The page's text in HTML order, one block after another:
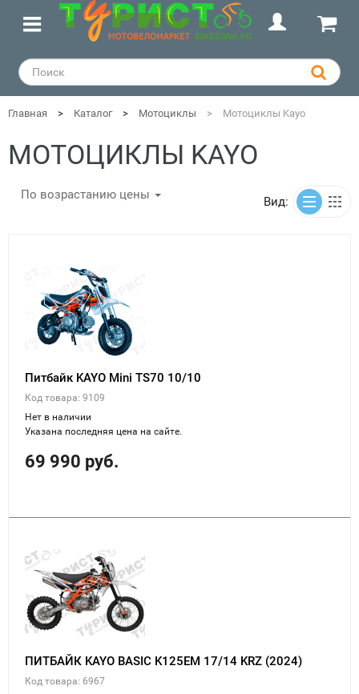
Главная Каталог Мотоциклы Мотоциклы Kayo
МОТОЦИКЛЫ KAYO
По возрастанию цены Вид:
Питбайк KAYO Mini TS70 10/10
Код товара: 9109
Нет в наличии
Указана последняя цена на сайте.
69 990 руб.
ПИТБАЙК KAYO BASIC K125EM 17/14 KRZ (2024)
Код товара: 6967